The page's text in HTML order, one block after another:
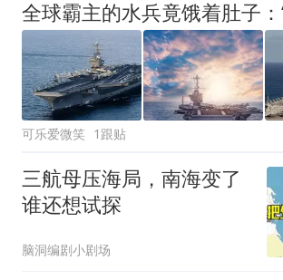
可乐爱微笑 1跟贴
三航母压海局，南海变了
谁还想试探
脑洞编剧小剧场